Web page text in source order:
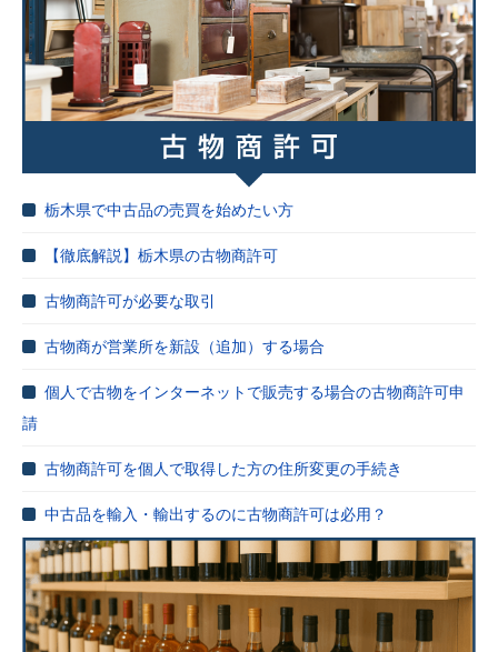
栃木県で中古品の売買を始めたい方
【徹底解説】栃木県の古物商許可
古物商許可が必要な取引
古物商が営業所を新設（追加）する場合
個人で古物をインターネットで販売する場合の古物商許可申
請
古物商許可を個人で取得した方の住所変更の手続き
中古品を輸入・輸出するのに古物商許可は必用？